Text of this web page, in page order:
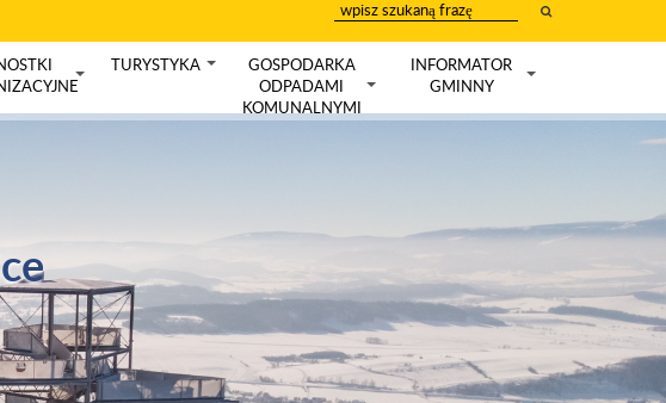
wpisz
szukany
tekst
TURYSTYKA
GOSPODARKA
ODPADAMI
KOMUNALNYMI
INFORMATOR
GMINNY